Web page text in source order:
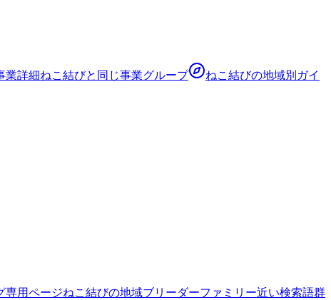
業詳細ねこ結びと同じ事業グループ ねこ結びの地域別ガイ
専用ページねこ結びの地域ブリーダーファミリー近い検索語群